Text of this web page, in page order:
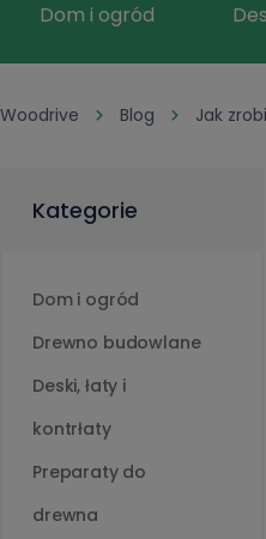
Dom i ogród
Woodrive Blog Jak
Kategorie
Dom i ogród
Drewno budowlane
Deski, łaty i
kontrłaty
Preparaty do
drewna